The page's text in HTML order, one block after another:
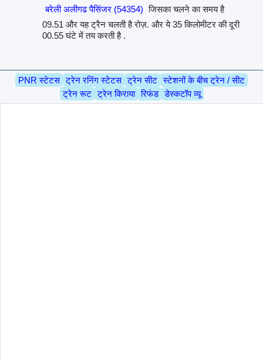
बरेली अलीगढ पैसिंजर (54354) जिसका चलने का समय है
09.51 और यह ट्रैन चलती है रोज़. और ये 35 किलोमीटर की दूरी
00.55 घंटे में तय करती है .
PNR स्टेटस ट्रेन रनिंग स्टेटस ट्रेन सीट स्टेशनों के बीच ट्रेन / सीट
ट्रेन रूट ट्रेन किराया रिफंड डेस्कटॉप व्यू